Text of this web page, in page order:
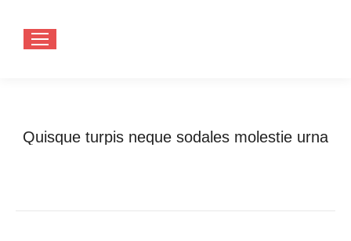
Quisque turpis neque sodales molestie urna